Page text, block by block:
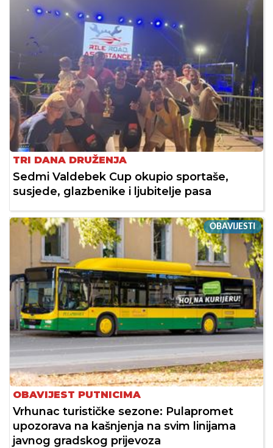
TRI DANA DRUŽENJA
Sedmi Valdebek Cup okupio sportaše,
susjede, glazbenike i ljubitelje pasa
OBAVIJESTI
OBAVIJEST PUTNICIMA
Vrhunac turističke sezone: Pulapromet
upozorava na kašnjenja na svim linijama
javnog gradskog prijevoza